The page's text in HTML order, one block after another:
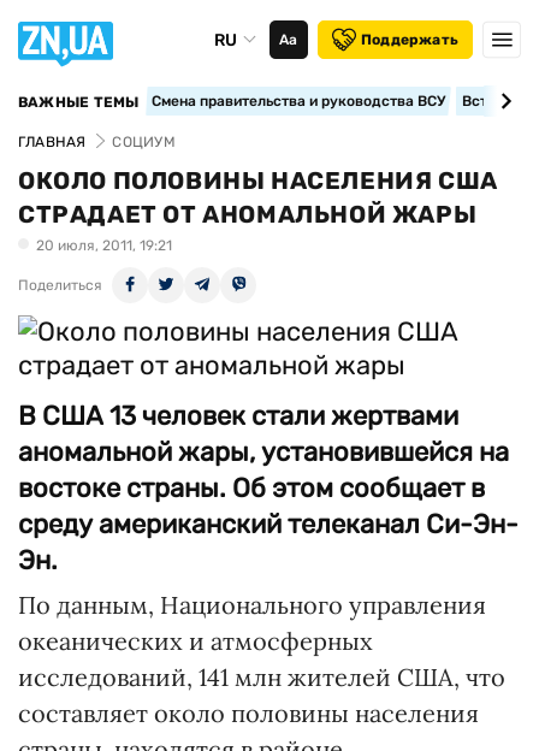
RU Аа Поддержать
ВАЖНЫЕ ТЕМЫ Смена правительства и руководства ВСУ
ГЛАВНАЯ СОЦИУМ
ОКОЛО ПОЛОВИНЫ НАСЕЛЕНИЯ США
СТРАДАЕТ ОТ АНОМАЛЬНОЙ ЖАРЫ
20 июля, 2011, 19:21
Поделиться
В США 13 человек стали жертвами
аномальной жары, установившейся на
востоке страны. Об этом сообщает в
среду американский телеканал Си-Эн-
Эн.
По данным, Национального управления
океанических и атмосферных
исследований, 141 млн жителей США, что
составляет около половины населения